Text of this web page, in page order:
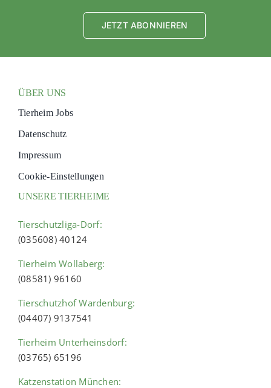
JETZT ABONNIEREN
ÜBER UNS
Tierheim Jobs
Datenschutz
Impressum
Cookie-Einstellungen
UNSERE TIERHEIME
Tierschutzliga-Dorf:
(035608) 40124
Tierheim Wollaberg:
(08581) 96160
Tierschutzhof Wardenburg:
(04407) 9137541
Tierheim Unterheinsdorf:
(03765) 65196
Katzenstation München: